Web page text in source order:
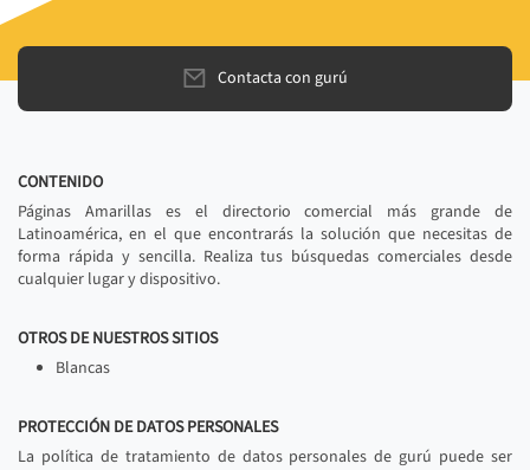
Contacta con gurú
CONTENIDO
Páginas Amarillas es el directorio comercial más grande de
Latinoamérica, en el que encontrarás la solución que necesitas de
forma rápida y sencilla. Realiza tus búsquedas comerciales desde
cualquier lugar y dispositivo.
OTROS DE NUESTROS SITIOS
Blancas
PROTECCIÓN DE DATOS PERSONALES
La política de tratamiento de datos personales de gurú puede ser